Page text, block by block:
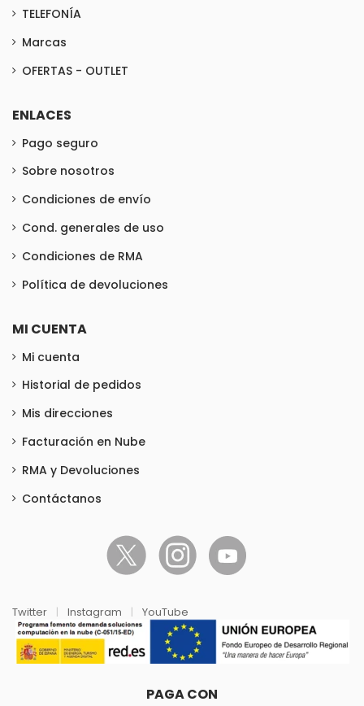
TELEFONÍA
Marcas
OFERTAS - OUTLET
ENLACES
Pago seguro
Sobre nosotros
Condiciones de envío
Cond. generales de uso
Condiciones de RMA
Política de devoluciones
MI CUENTA
Mi cuenta
Historial de pedidos
Mis direcciones
Facturación en Nube
RMA y Devoluciones
Contáctanos
Twitter | Instagram | YouTube
PAGA CON